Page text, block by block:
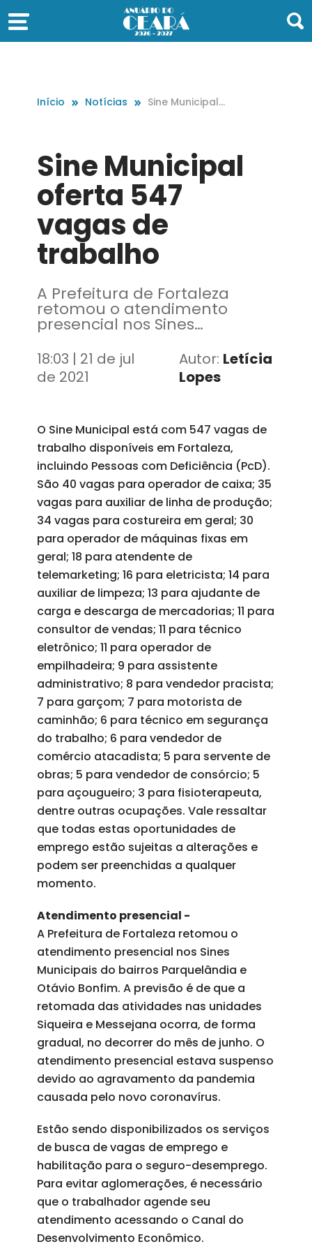
Início Notícias
Sine Municipal
Sine Municipal
oferta 547
vagas de
trabalho
A Prefeitura de Fortaleza
retomou o atendimento
presencial nos Sines
Municipais do bairros
Parquelândia e Otávio Bonfim
18:03 | 21 de jul
de 2021
Autor: Letícia
Lopes
O Sine Municipal está com 547 vagas de
trabalho disponíveis em Fortaleza,
incluindo Pessoas com Deficiência (PcD).
São 40 vagas para operador de caixa; 35
vagas para auxiliar de linha de produção;
34 vagas para costureira em geral; 30
para operador de máquinas fixas em
geral; 18 para atendente de
telemarketing; 16 para eletricista; 14 para
auxiliar de limpeza; 13 para ajudante de
carga e descarga de mercadorias; 11 para
consultor de vendas; 11 para técnico
eletrônico; 11 para operador de
empilhadeira; 9 para assistente
administrativo; 8 para vendedor pracista;
7 para garçom; 7 para motorista de
caminhão; 6 para técnico em segurança
do trabalho; 6 para vendedor de
comércio atacadista; 5 para servente de
obras; 5 para vendedor de consórcio; 5
para açougueiro; 3 para fisioterapeuta,
dentre outras ocupações. Vale ressaltar
que todas estas oportunidades de
emprego estão sujeitas a alterações e
podem ser preenchidas a qualquer
momento.
Atendimento presencial -
A Prefeitura de Fortaleza retomou o
atendimento presencial nos Sines
Municipais do bairros Parquelândia e
Otávio Bonfim. A previsão é de que a
retomada das atividades nas unidades
Siqueira e Messejana ocorra, de forma
gradual, no decorrer do mês de junho. O
atendimento presencial estava suspenso
devido ao agravamento da pandemia
causada pelo novo coronavírus.
Estão sendo disponibilizados os serviços
de busca de vagas de emprego e
habilitação para o seguro-desemprego.
Para evitar aglomerações, é necessário
que o trabalhador agende seu
atendimento acessando o Canal do
Desenvolvimento Econômico.